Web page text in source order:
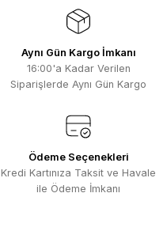
olmalı.
Aynı Gün Kargo İmkanı
16:00'a Kadar Verilen
Siparişlerde Aynı Gün Kargo
Ödeme Seçenekleri
Kredi Kartınıza Taksit ve Havale
ile Ödeme İmkanı